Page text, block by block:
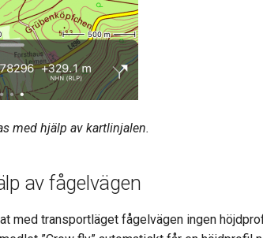
med hjälp av kartlinjalen.
av fågelvägen
med transportläget fågelvägen ingen